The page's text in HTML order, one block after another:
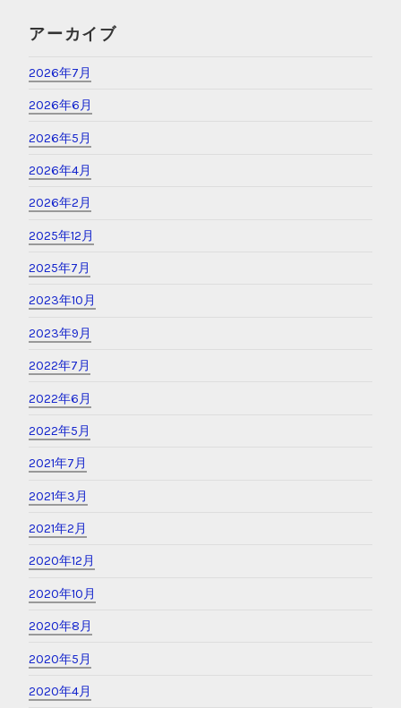
アーカイブ
2026年7月
2026年6月
2026年5月
2026年4月
2026年2月
2025年12月
2025年7月
2023年10月
2023年9月
2022年7月
2022年6月
2022年5月
2021年7月
2021年3月
2021年2月
2020年12月
2020年10月
2020年8月
2020年5月
2020年4月